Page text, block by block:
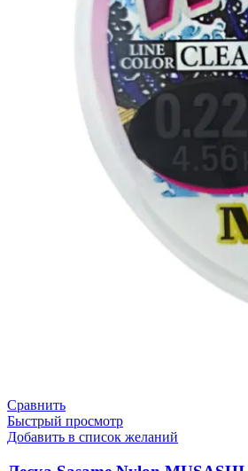
Сравнить
Быстрый просмотр
Добавить в список желаний